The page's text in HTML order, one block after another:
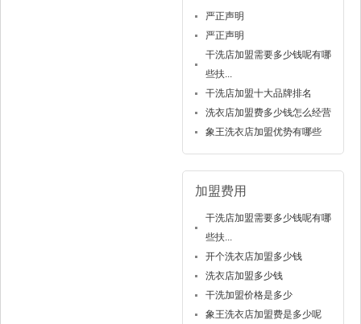
严正声明
严正声明
干洗店加盟需要多少钱呢有哪
些扶...
干洗店加盟十大品牌排名
洗衣店加盟费多少钱怎么经营
象王洗衣店加盟优势有哪些
加盟费用
干洗店加盟需要多少钱呢有哪
些扶...
开个洗衣店加盟多少钱
洗衣店加盟多少钱
干洗加盟价格是多少
象王洗衣店加盟费是多少呢